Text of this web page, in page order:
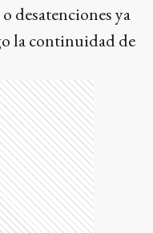
desatenciones ya
la continuidad de